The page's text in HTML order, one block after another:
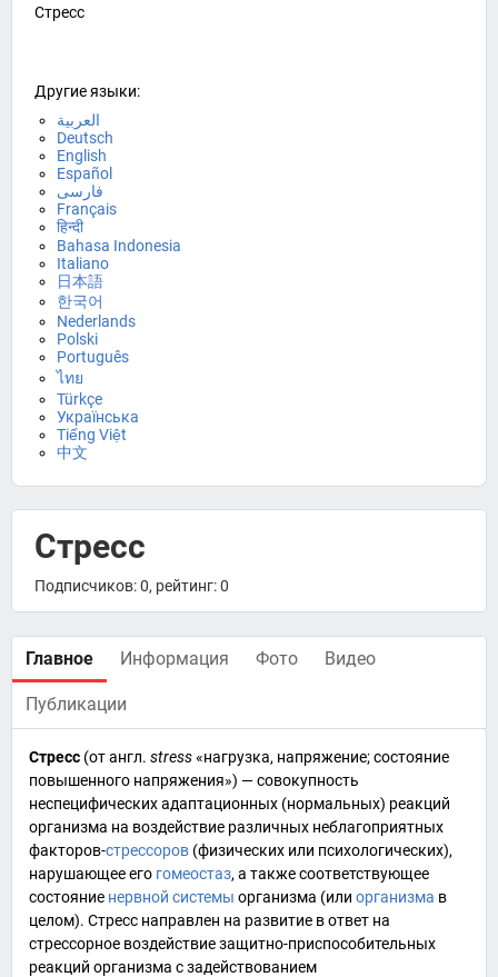
Стресс
Другие языки:
العربية
Deutsch
English
Español
فارسی
Français
हिन्दी
Bahasa Indonesia
Italiano
日本語
한국어
Nederlands
Polski
Português
ไทย
Türkçe
Українська
Tiếng Việt
中文
Стресс
Подписчиков: 0, рейтинг: 0
Главное Информация Фото Видео
Публикации
Стресс (отангл. stress«нагрузка, напряжение; состояние
повышенного напряжения») — совокупность
неспецифическихадаптационных (нормальных) реакций
организма на воздействие различных неблагоприятных
факторов-стрессоров (физических или психологических),
нарушающее его гомеостаз, а также соответствующее
состояние нервной системы организма (или организма в
целом). Стресс направлен на развитие в ответ на
стрессорное воздействие защитно-приспособительных
реакций организма с задействованием